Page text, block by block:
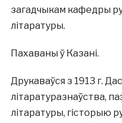
загадчыкам кафедры
літаратуры.
Пахаваны ў Казані.
Друкаваўся з 1913 г.
літаратуразнаўства,
літаратуры, гісторыю